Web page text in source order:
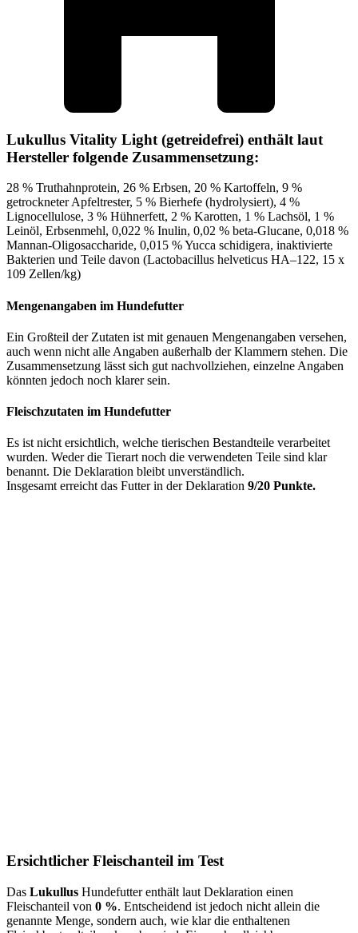
Lukullus Vitality Light (getreidefrei) enthält laut
Hersteller folgende Zusammensetzung:
28 % Truthahnprotein, 26 % Erbsen, 20 % Kartoffeln, 9 %
getrockneter Apfeltrester, 5 % Bierhefe (hydrolysiert), 4 %
Lignocellulose, 3 % Hühnerfett, 2 % Karotten, 1 % Lachsöl, 1 %
Leinöl, Erbsenmehl, 0,022 % Inulin, 0,02 % beta-Glucane, 0,018 %
Mannan-Oligosaccharide, 0,015 % Yucca schidigera, inaktivierte
Bakterien und Teile davon (Lactobacillus helveticus HA–122, 15 x
109 Zellen/kg)
Mengenangaben im Hundefutter
Ein Großteil der Zutaten ist mit genauen Mengenangaben versehen,
auch wenn nicht alle Angaben außerhalb der Klammern stehen. Die
Zusammensetzung lässt sich gut nachvollziehen, einzelne Angaben
könnten jedoch noch klarer sein.
Fleischzutaten im Hundefutter
Es ist nicht ersichtlich, welche tierischen Bestandteile verarbeitet
wurden. Weder die Tierart noch die verwendeten Teile sind klar
benannt. Die Deklaration bleibt unverständlich.
Insgesamt erreicht das Futter in der Deklaration 9/20 Punkte.
Ersichtlicher Fleischanteil im Test
Das Lukullus Hundefutter enthält laut Deklaration einen
Fleischanteil von 0 %. Entscheidend ist jedoch nicht allein die
genannte Menge, sondern auch, wie klar die enthaltenen